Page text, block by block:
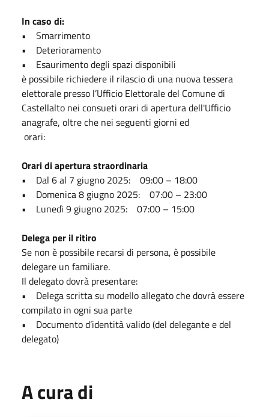
In caso di:
• Smarrimento
• Deterioramento
• Esaurimento degli spazi disponibili
è possibile richiedere il rilascio di una nuova tessera
elettorale presso l’Ufficio Elettorale del Comune di
Castellalto nei consueti orari di apertura dell'Ufficio
anagrafe, oltre che nei seguenti giorni ed
orari:
Orari di apertura straordinaria
• Dal 6 al 7 giugno 2025: 09:00 – 18:00
• Domenica 8 giugno 2025: 07:00 – 23:00
• Lunedì 9 giugno 2025: 07:00 – 15:00
Delega per il ritiro
Se non è possibile recarsi di persona, è possibile
delegare un familiare.
Il delegato dovrà presentare:
• Delega scritta su modello allegato che dovrà essere
compilato in ogni sua parte
• Documento d’identità valido (del delegante e del
delegato)
A cura di